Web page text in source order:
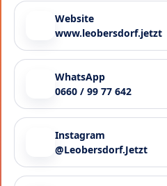
Website
www.leobersdorf.jetzt
WhatsApp
0660 / 99 77 642
Instagram
@Leobersdorf.Jetzt